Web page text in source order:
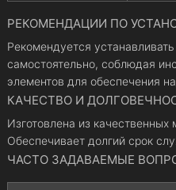
РЕКОМЕНДАЦИИ ПО
Рекомендуется
самостоятельно, соблюдая
элементов для обеспечения
КАЧЕСТВО И
Изготовлена из
Обеспечивает долгий срок
ЧАСТО ЗАДАВАЕМЫЕ